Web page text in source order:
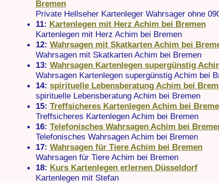
Bremen
Private Hellseher Kartenleger Wahrsager ohne
11: Kartenlegen mit Herz Achim bei Bremen
Kartenlegen mit Herz Achim bei Bremen
12: Wahrsagen mit Skatkarten Achim bei
Wahrsagen mit Skatkarten Achim bei Bremen
13: Wahrsagen Kartenlegen supergünstig
Wahrsagen Kartenlegen supergünstig Achim bei
14: spirituelle Lebensberatung Achim bei
spirituelle Lebensberatung Achim bei Bremen
15: Treffsicheres Kartenlegen Achim bei
Treffsicheres Kartenlegen Achim bei Bremen
16: Telefonisches Wahrsagen Achim bei
Telefonisches Wahrsagen Achim bei Bremen
17: Wahrsagen für Tiere Achim bei Bremen
Wahrsagen für Tiere Achim bei Bremen
18: Kurs Kartenlegen erlernen Düsseldorf
Kartenlegen mit Stefan